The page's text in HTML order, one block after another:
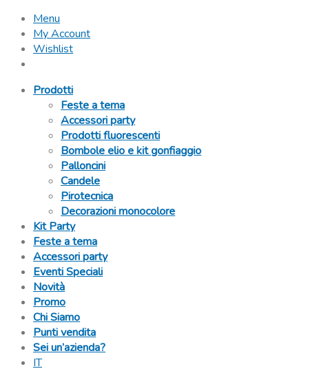
Menu
My Account
Wishlist
Prodotti
Feste a tema
Accessori party
Prodotti fluorescenti
Bombole elio e kit gonfiaggio
Palloncini
Candele
Pirotecnica
Decorazioni monocolore
Kit Party
Feste a tema
Accessori party
Eventi Speciali
Novità
Promo
Chi Siamo
Punti vendita
Sei un’azienda?
IT